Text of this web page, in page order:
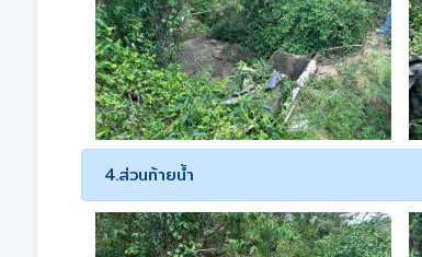
4.ส่วนท้ายน้ำ